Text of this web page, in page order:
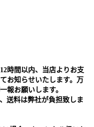
時間以内、当店よりお支
お知らせいたします。万
報お願いします。
送料は弊社が負担致しま